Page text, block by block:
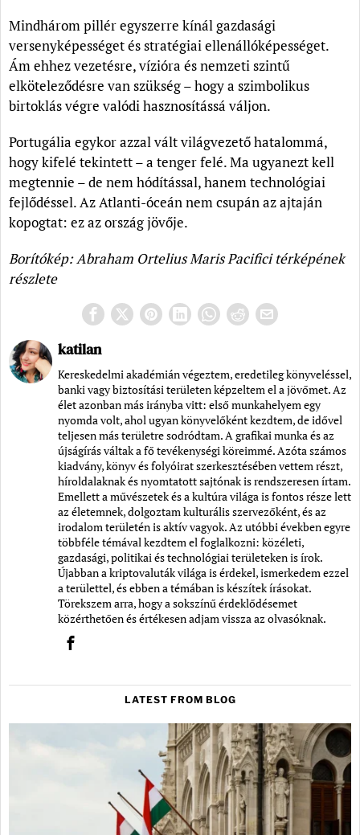
Mindhárom pillér egyszerre kínál gazdasági
versenyképességet és stratégiai ellenállóképességet.
Ám ehhez vezetésre, vízióra és nemzeti szintű
elköteleződésre van szükség – hogy a szimbolikus
birtoklás végre valódi hasznosítássá váljon.
Portugália egykor azzal vált világvezető hatalommá,
hogy kifelé tekintett – a tenger felé. Ma ugyanezt kell
megtennie – de nem hódítással, hanem technológiai
fejlődéssel. Az Atlanti-óceán nem csupán az ajtaján
kopogtat: ez az ország jövője.
Borítókép: Abraham Ortelius Maris Pacifici térképének
részlete
katilan
Kereskedelmi akadémián végeztem, eredetileg könyveléssel,
banki vagy biztosítási területen képzeltem el a jövőmet. Az
élet azonban más irányba vitt: első munkahelyem egy
nyomda volt, ahol ugyan könyvelőként kezdtem, de idővel
teljesen más területre sodródtam. A grafikai munka és az
újságírás váltak a fő tevékenységi köreimmé. Azóta számos
kiadvány, könyv és folyóirat szerkesztésében vettem részt,
híroldalaknak és nyomtatott sajtónak is rendszeresen írtam.
Emellett a művészetek és a kultúra világa is fontos része lett
az életemnek, dolgoztam kulturális szervezőként, és az
irodalom területén is aktív vagyok. Az utóbbi években egyre
többféle témával kezdtem el foglalkozni: közéleti,
gazdasági, politikai és technológiai területeken is írok.
Újabban a kriptovaluták világa is érdekel, ismerkedem ezzel
a területtel, és ebben a témában is készítek írásokat.
Törekszem arra, hogy a sokszínű érdeklődésemet
közérthetően és értékesen adjam vissza az olvasóknak.
LATEST FROM BLOG